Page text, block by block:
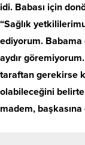
idi. Babası için
“Sağlık
ediyorum. Babama
aydır
taraftan gerekirse
olabileceğini
madem,